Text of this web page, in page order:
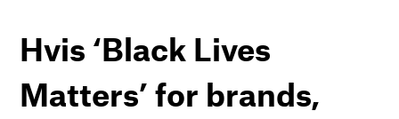
Hvis ‘Black Lives
Matters’ for brands,